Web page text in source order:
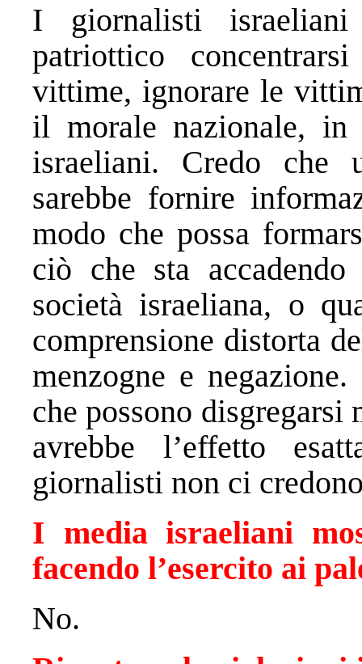
I giornalisti
patriottico
vittime, ignorare le
il morale nazionale, in
israeliani. Credo che
sarebbe fornire
modo che possa
ciò che sta
società israeliana, o
comprensione distorta
menzogne e
che possono
avrebbe l’effetto
giornalisti non ci
I media israeliani
facendo l’esercito ai
No.